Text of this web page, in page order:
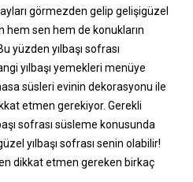
görmezden gelip gelişigüzel
hem sen hem de konukların
yüzden yılbaşı sofrası
yılbaşı yemekleri menüye
süsleri evinin dekorasyonu ile
etmen gerekiyor. Gerekli
sofrası süsleme konusunda
yılbaşı sofrası senin olabilir!
dikkat etmen gereken birkaç